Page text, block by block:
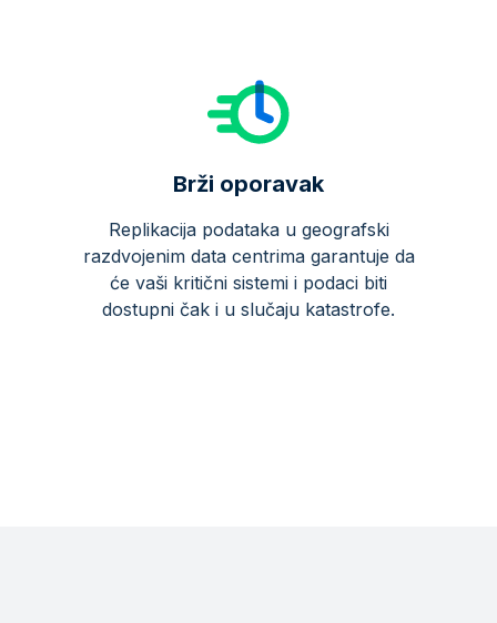
Brži oporavak
Replikacija podataka u geografski
razdvojenim data centrima garantuje da
će vaši kritični sistemi i podaci biti
dostupni čak i u slučaju katastrofe.